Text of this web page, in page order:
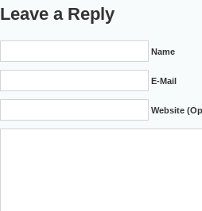
Leave a Reply
Name
E-Mail
Website